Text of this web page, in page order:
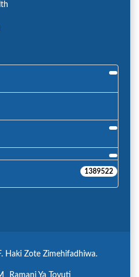
1389522
Haki Zote Zimehifadhiwa.
Ramani Ya Tovuti